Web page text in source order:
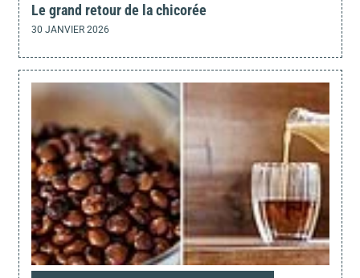
Le grand retour de la chicorée
30 JANVIER 2026